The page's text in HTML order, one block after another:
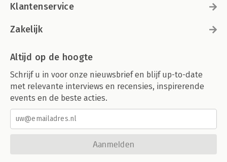
Klantenservice
Zakelijk
Altijd op de hoogte
Schrijf u in voor onze nieuwsbrief en blijf up-to-date
met relevante interviews en recensies, inspirerende
events en de beste acties.
Aanmelden